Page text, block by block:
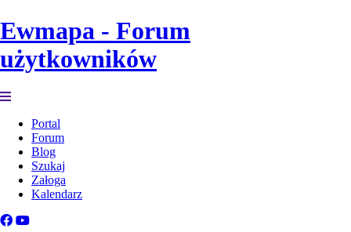
Ewmapa - Forum
użytkowników
Portal
Forum
Blog
Szukaj
Załoga
Kalendarz